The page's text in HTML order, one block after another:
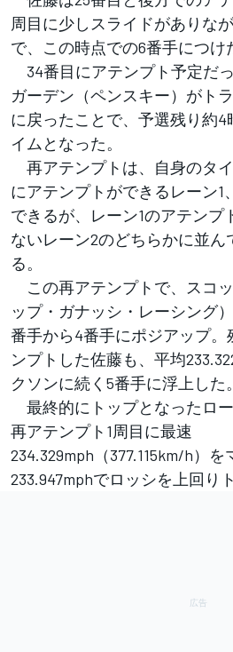
周目に少しスライドがありな
で、この時点での6番手につけ
34番目にアテンプト予定だ
ガーデン（ペンスキー）がト
に戻ったことで、予選残り約4
イムとなった。
再アテンプトは、自身のタ
にアテンプトができるレーン1
できるが、レーン1のアテンプ
ないレーン2のどちらかに並
る。
この再アテンプトで、スコ
ップ・ガナッシ・レーシング
番手から4番手にポジアップ。
ンプトした佐藤も、平均
クソンに続く5番手に浮上した。
最終的にトップとなったロー
再アテンプト1周目に最速
234.329mph（377.115km/h）
233.947mphでロッシを上回り